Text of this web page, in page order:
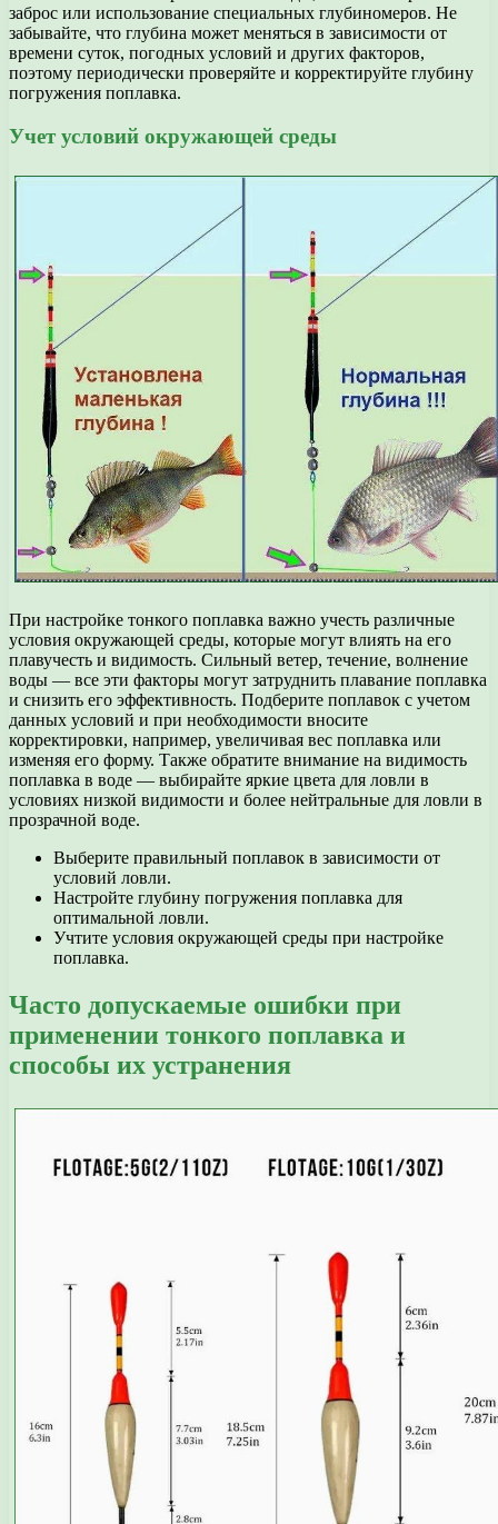
заброс или использование специальных глубиномеров. Не
забывайте, что глубина может меняться в зависимости от
времени суток, погодных условий и других факторов,
поэтому периодически проверяйте и корректируйте глубину
погружения поплавка.
Учет условий окружающей среды
При настройке тонкого поплавка важно учесть различные
условия окружающей среды, которые могут влиять на его
плавучесть и видимость. Сильный ветер, течение, волнение
воды — все эти факторы могут затруднить плавание поплавка
и снизить его эффективность. Подберите поплавок с учетом
данных условий и при необходимости вносите
корректировки, например, увеличивая вес поплавка или
изменяя его форму. Также обратите внимание на видимость
поплавка в воде — выбирайте яркие цвета для ловли в
условиях низкой видимости и более нейтральные для ловли в
прозрачной воде.
Выберите правильный поплавок в зависимости от
условий ловли.
Настройте глубину погружения поплавка для
оптимальной ловли.
Учтите условия окружающей среды при настройке
поплавка.
Часто допускаемые ошибки при
применении тонкого поплавка и
способы их устранения